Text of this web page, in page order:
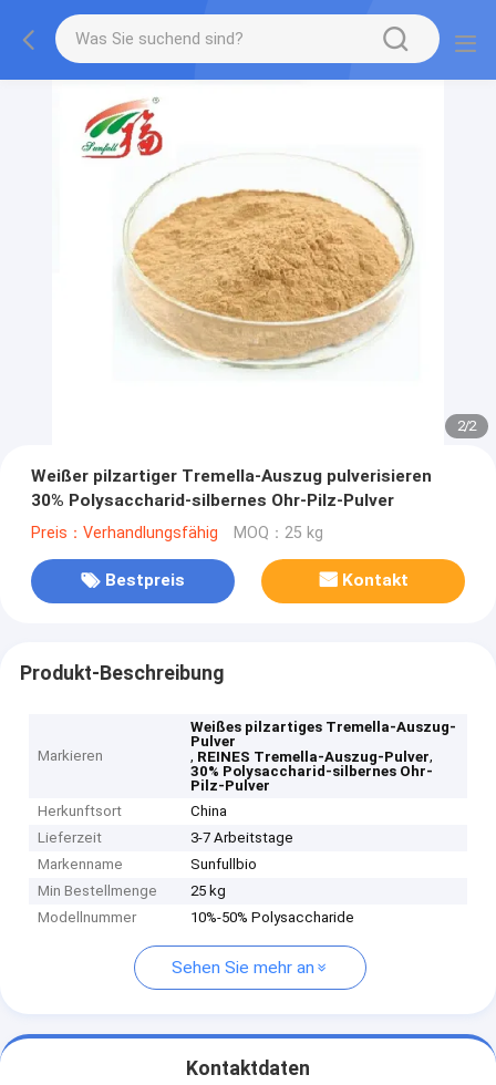
2/2
Weißer pilzartiger Tremella-Auszug pulverisieren
30% Polysaccharid-silbernes Ohr-Pilz-Pulver
Preis：Verhandlungsfähig MOQ：25 kg
Bestpreis Kontakt
Produkt-Beschreibung
Markieren
Weißes pilzartiges Tremella-Auszug-
Pulver
, REINES Tremella-Auszug-Pulver,
30% Polysaccharid-silbernes Ohr-
Pilz-Pulver
Herkunftsort
China
Lieferzeit
3-7 Arbeitstage
Markenname
Sunfullbio
Min Bestellmenge
25 kg
Modellnummer
10%-50% Polysaccharide
Sehen Sie mehr an
Kontaktdaten